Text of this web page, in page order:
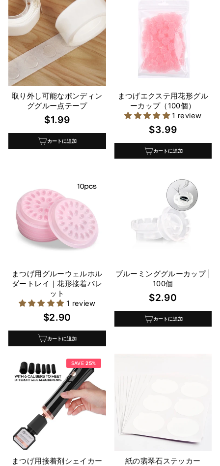
取り外し可能なボンディン
ググルー点テープ
$1.99
カートに追加
まつげエクステ用花形グル
ーカップ（100個）
1 review
$3.99
カートに追加
まつげ用グルーウェルホル
ダートレイ｜花形接着パレ
ット
1 review
$2.90
カートに追加
ブルーミンググルーカップ |
100個
$2.90
カートに追加
SAVE25%
まつげ用接着剤シェイカー
紙の翡翠石ステッカー